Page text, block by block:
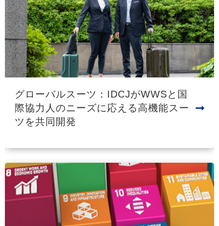
グローバルスーツ：IDCJがWWSと国
際協力人のニーズに応える高機能スー
ツを共同開発